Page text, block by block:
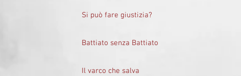
Si può fare giustizia?
Battiato senza Battiato
Il varco che salva